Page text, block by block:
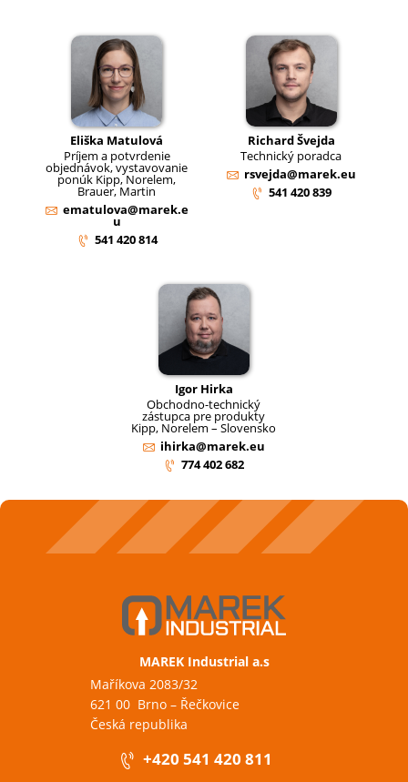
Eliška Matulová
Príjem a potvrdenie
objednávok, vystavovanie
ponúk Kipp, Norelem,
Brauer, Martin
ematulova@marek.e
u
541 420 814
Richard Švejda
Technický poradca
rsvejda@marek.eu
541 420 839
Igor Hirka
Obchodno-technický
zástupca pre produkty
Kipp, Norelem – Slovensko
ihirka@marek.eu
774 402 682
MAREK Industrial a.s
Maříkova 2083/32
621 00 Brno – Řečkovice
Česká republika
+420 541 420 811